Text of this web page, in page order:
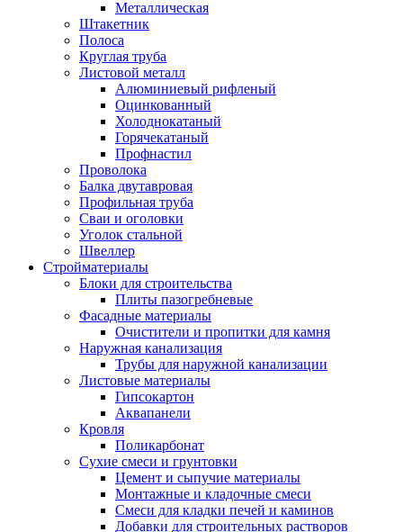
Металлическая
Штакетник
Полоса
Круглая труба
Листовой металл
Алюминиевый рифленый
Оцинкованный
Холоднокатаный
Горячекатаный
Профнастил
Проволока
Балка двутавровая
Профильная труба
Сваи и оголовки
Уголок стальной
Швеллер
Стройматериалы
Блоки для строительства
Плиты пазогребневые
Фасадные материалы
Очистители и пропитки для камня
Наружная канализация
Трубы для наружной канализации
Листовые материалы
Гипсокартон
Аквапанели
Кровля
Поликарбонат
Сухие смеси и грунтовки
Цемент и сыпучие материалы
Монтажные и кладочные смеси
Смеси для кладки печей и каминов
Добавки для строительных растворов